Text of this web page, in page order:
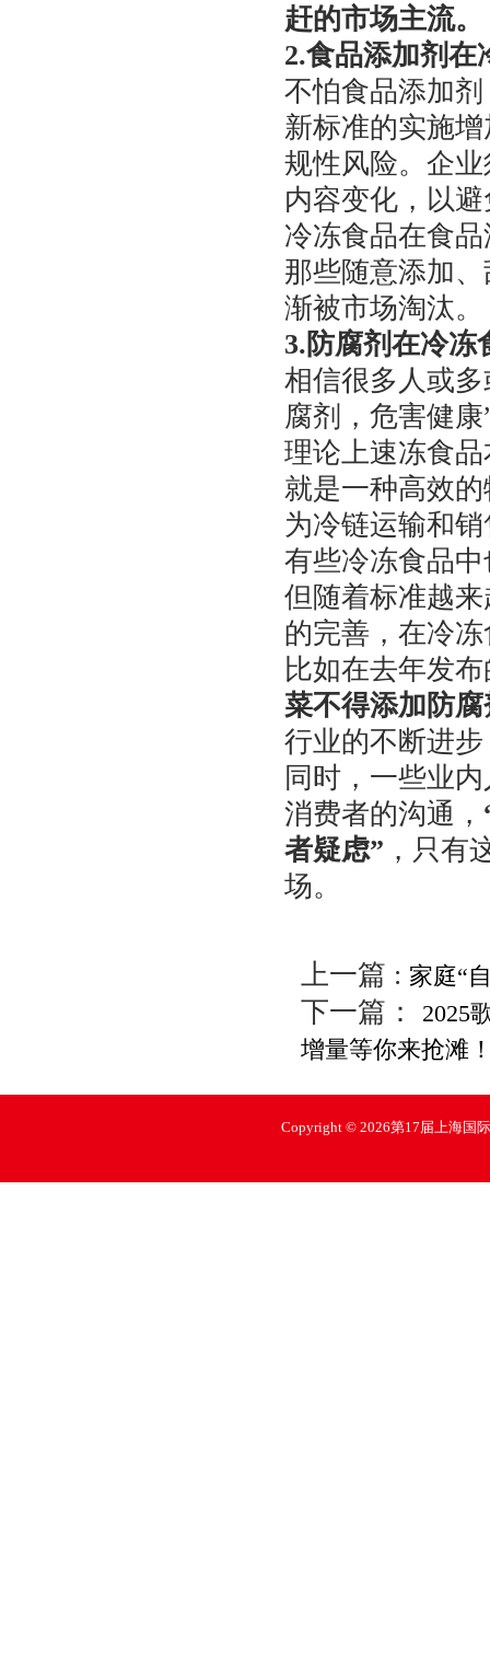
赶的市场主流。
2.食品添加剂在
不怕食品添加
新标准的实施
规性风险。企
内容变化，以
冷冻食品在食
那些随意添加
渐被市场淘汰。
3.防腐剂在冷冻
相信很多人或
腐剂，危害健
理论上速冻食
就是一种高效
为冷链运输和
有些冷冻食品
但随着标准越
的完善，在冷
比如在去年发
菜不得添加防腐
行业的不断进
同时，一些业
消费者的沟通，
者疑虑” ，只有
场。
上一篇 : 家庭“
下一篇：
2025
增量等你来抢滩
Copyright © 2026第17届上海国